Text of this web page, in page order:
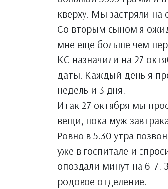
кверху. Мы застряли на
Со вторым сыном я
мне еще больше чем
КС назначили на 27
даты. Каждый день я
недель и 3 дня.
Итак 27 октября мы
вещи, пока муж
Ровно в 5:30 утра
уже в госпитале и
опоздали минут на 6-7.
родовое отделение.